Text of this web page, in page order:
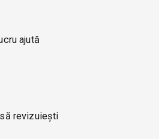
ajută
revizuiești